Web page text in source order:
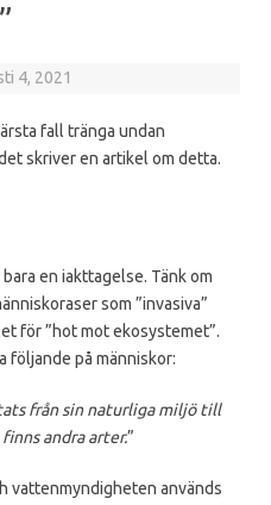
4, 2021
fall tränga undan
skriver en artikel om detta.
en iakttagelse. Tänk om
som ”invasiva”
för ”hot mot ekosystemet”.
följande på människor:
från sin naturliga miljö till
andra arter.”
vattenmyndigheten används